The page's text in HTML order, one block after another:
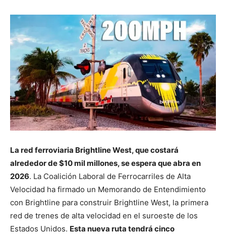
La red ferroviaria Brightline West, que costará
alrededor de $10 mil millones, se espera que abra en
2026. La Coalición Laboral de Ferrocarriles de Alta
Velocidad ha firmado un Memorando de Entendimiento
con Brightline para construir Brightline West, la primera
red de trenes de alta velocidad en el suroeste de los
Estados Unidos. Esta nueva ruta tendrá cinco